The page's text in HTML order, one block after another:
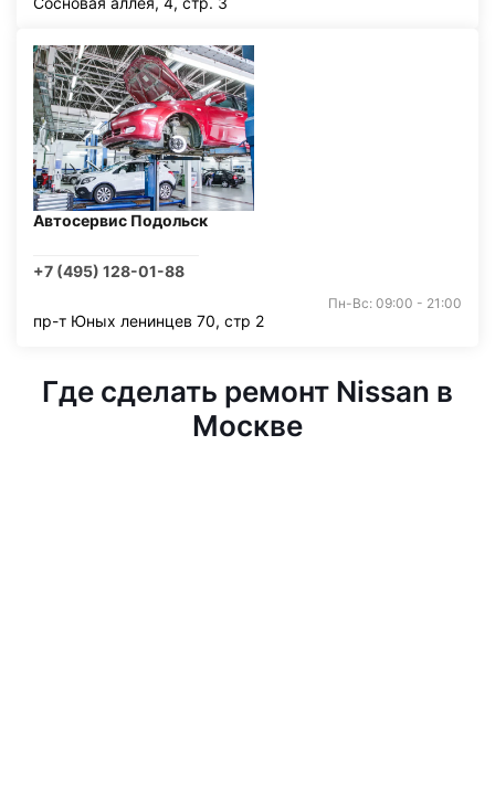
Автосервис Подольск
+7 (495) 128-01-88
Пн-Вс: 09:00 - 21:00
пр-т Юных ленинцев 70, стр 2
Где сделать ремонт Nissan в
Москве